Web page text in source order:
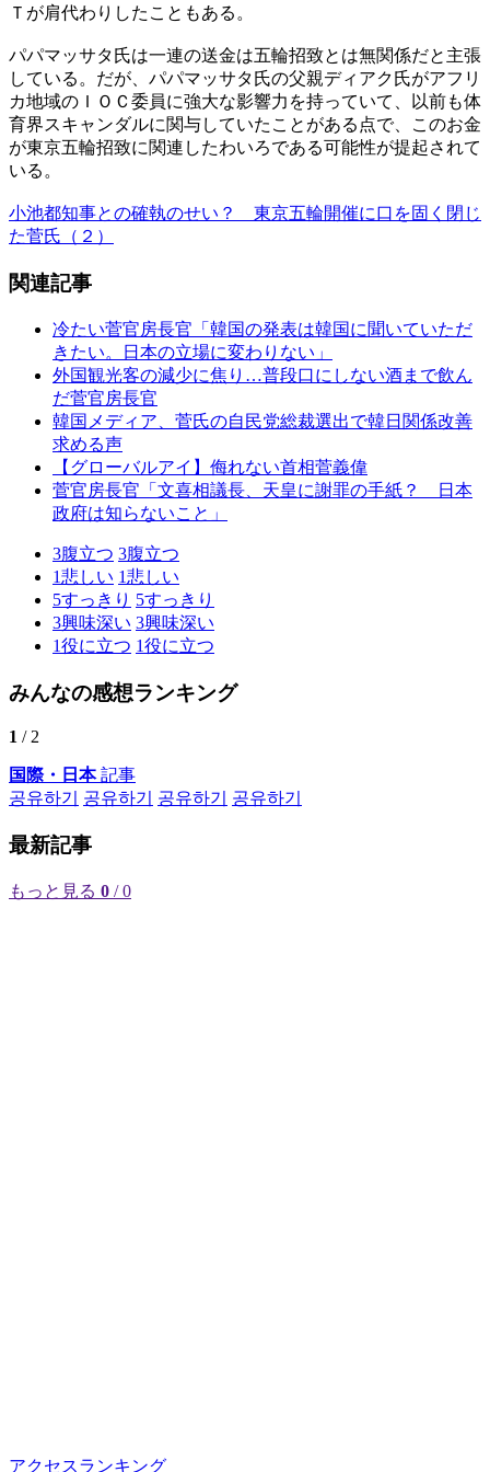
Ｔが肩代わりしたこともある。
パパマッサタ氏は一連の送金は五輪招致とは無関係だと主張
している。だが、パパマッサタ氏の父親ディアク氏がアフリ
カ地域のＩＯＣ委員に強大な影響力を持っていて、以前も体
育界スキャンダルに関与していたことがある点で、このお金
が東京五輪招致に関連したわいろである可能性が提起されて
いる。
小池都知事との確執のせい？ 東京五輪開催に口を固く閉じ
た菅氏（２）
関連記事
冷たい菅官房長官「韓国の発表は韓国に聞いていただ
きたい。日本の立場に変わりない」
外国観光客の減少に焦り…普段口にしない酒まで飲ん
だ菅官房長官
韓国メディア、菅氏の自民党総裁選出で韓日関係改善
求める声
【グローバルアイ】侮れない首相菅義偉
菅官房長官「文喜相議長、天皇に謝罪の手紙？ 日本
政府は知らないこと」
3腹立つ 3腹立つ
1悲しい 1悲しい
5すっきり 5すっきり
3興味深い 3興味深い
1役に立つ 1役に立つ
みんなの感想ランキング
1 / 2
国際・日本記事
공유하기
공유하기 공유하기 공유하기
最新記事
もっと見る 0 / 0
アクセスランキング